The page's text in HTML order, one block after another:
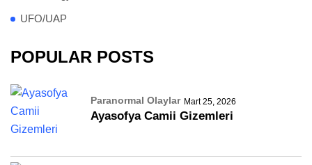
UFO/UAP
POPULAR POSTS
Paranormal Olaylar Mart 25, 2026
Ayasofya Camii Gizemleri